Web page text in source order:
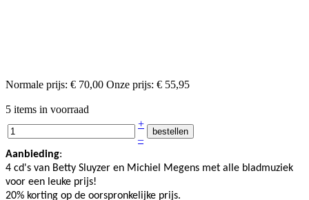
Normale prijs: € 70,00 Onze prijs: € 55,95
5 items in voorraad
+
–
Aanbieding:
4 cd's van Betty Sluyzer en Michiel Megens met alle bladmuziek
voor een leuke prijs!
20% korting op de oorspronkelijke prijs.